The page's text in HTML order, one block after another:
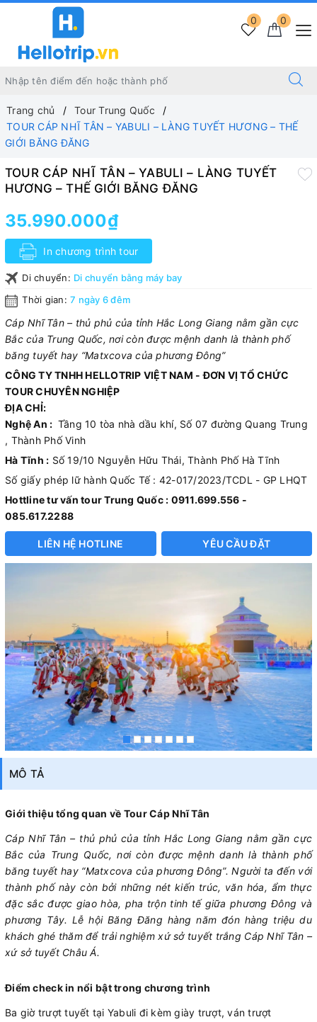
0
0
Trang chủ
Tour Trung Quốc
TOUR CÁP NHĨ TÂN – YABULI – LÀNG TUYẾT HƯƠNG – THẾ
GIỚI BĂNG ĐĂNG
MÔ TẢ
Giới thiệu tổng quan về Tour Cáp Nhĩ Tân
Cáp Nhĩ Tân – thủ phủ của tỉnh Hắc Long Giang nằm gần cực
Bắc của Trung Quốc, nơi còn được mệnh danh là thành phố
băng tuyết hay “Matxcova của phương Đông”. Người ta đến với
thành phố này còn bởi những nét kiến trúc, văn hóa, ẩm thực
đặc sắc được giao hòa, pha trộn tinh tế giữa phương Đông và
phương Tây. Lễ hội Băng Đăng hàng năm đón hàng triệu du
khách ghé thăm để trải nghiệm xứ sở tuyết trắng Cáp Nhĩ Tân –
xứ sở tuyết Châu Á.
Điểm check in nổi bật trong chương trình
Ba giờ trượt tuyết tại Yabuli đi kèm giày trượt, ván trượt
TOUR CÁP NHĨ TÂN – YABULI – LÀNG TUYẾT
HƯƠNG – THẾ GIỚI BĂNG ĐĂNG
35.990.000₫
In chương trình tour
Di chuyển: Di chuyển bằng máy bay
Thời gian: 7 ngày 6 đêm
Cáp Nhĩ Tân – thủ phủ của tỉnh Hắc Long Giang nằm gần cực
Bắc của Trung Quốc, nơi còn được mệnh danh là thành phố
băng tuyết hay “Matxcova của phương Đông”
CÔNG TY TNHH HELLOTRIP VIỆT NAM - ĐƠN VỊ TỔ CHỨC
TOUR CHUYÊN NGHIỆP
ĐỊA CHỈ:
Nghệ An : Tầng 10 tòa nhà dầu khí, Số 07 đường Quang Trung
, Thành Phố Vinh
Hà Tĩnh : Số 19/10 Nguyễn Hữu Thái, Thành Phố Hà Tĩnh
Số giấy phép lữ hành Quốc Tế : 42-017/2023/TCDL - GP LHQT
Hottline tư vấn tour Trung Quốc : 0911.699.556 -
085.617.2288
LIÊN HỆ HOTLINE YÊU CẦU ĐẶT